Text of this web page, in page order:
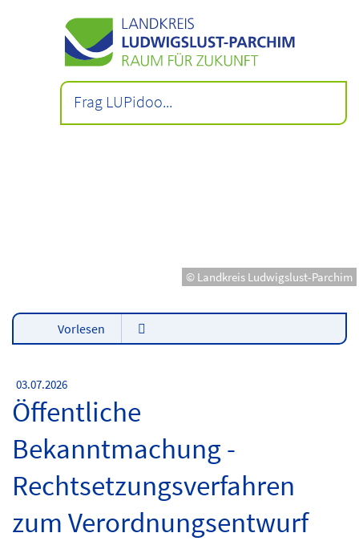
© Landkreis Ludwigslust-Parchim
Vorlesen
03.07.2026
Öffentliche
Bekanntmachung -
Rechtsetzungsverfahren
zum Verordnungsentwurf